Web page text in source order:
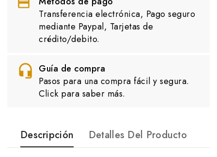
Transferencia electrónica, Pago seguro
mediante Paypal, Tarjetas de
crédito/debito.
Guía de compra
Pasos para una compra fácil y segura.
Click para saber más.
Descripción Detalles Del Producto